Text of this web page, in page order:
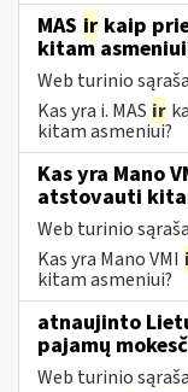
MAS ir kaip
kitam
Web turinio
Kas yra i. MAS ir
kitam asmeniui?
Kas yra Mano
atstovauti
Web turinio
Kas yra Mano VMI
kitam asmeniui?
atnaujinto
pajamų
Web turinio